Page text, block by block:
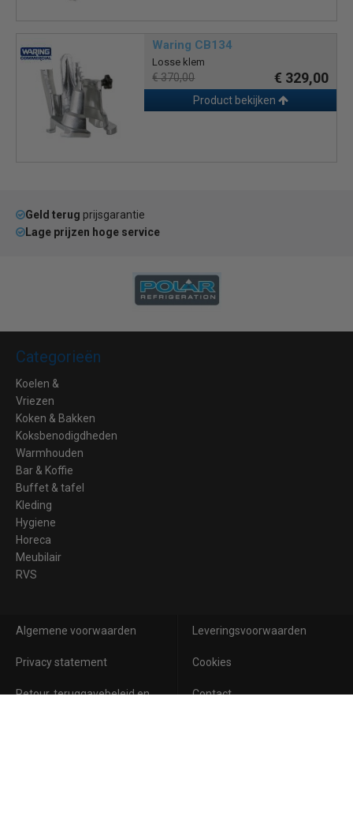
Waring CB134
Losse klem
€ 370,00 € 329,00
Product bekijken
Geld terug prijsgarantie
Lage prijzen hoge service
Categorieën
Koelen &
Vriezen
Koken & Bakken
Koksbenodigdheden
Warmhouden
Bar & Koffie
Buffet & tafel
Kleding
Hygiene
Horeca
Meubilair
RVS
Algemene voorwaarden Leveringsvoorwaarden
Privacy statement Cookies
Retour, teruggavebeleid en
Contact